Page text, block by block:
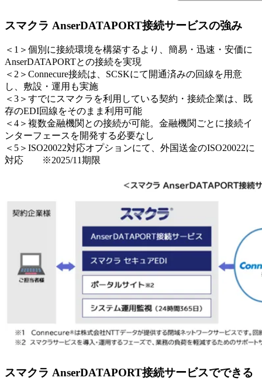
スマクラ AnserDATAPORT接続サービスの強み
＜1＞個別に接続環境を構築するより、簡易・迅速・安価に
AnserDATAPORTとの接続を実現
＜2＞Connecure接続は、SCSKにて開通済みの回線を用意
し、敷設・運用も実施
＜3＞すでにスマクラを利用している契約・接続企業は、既
存のEDI回線をそのまま利用可能
＜4＞複数金融機関との接続が可能。金融機関ごとに接続イ
ンターフェースを開発する必要なし
＜5＞ISO20022対応オプションにて、外国送金のISO20022に
対応 ※2025/11期限
スマクラ AnserDATAPORT接続サービスでできる